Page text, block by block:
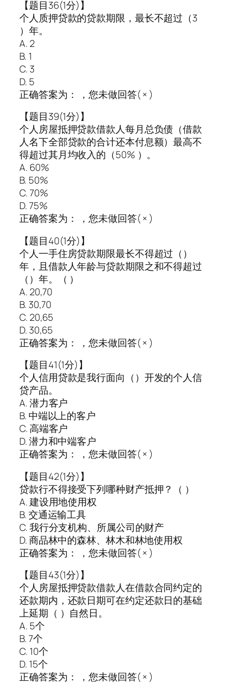
【题目36(1分)】
个人质押贷款的贷款期限，最长不超过（3
）年。
A. 2
B. 1
C. 3
D. 5
正确答案为： ，您未做回答( × )
【题目39(1分)】
个人房屋抵押贷款借款人每月总负债（借款
人名下全部贷款的合计还本付息额）最高不
得超过其月均收入的（50% ）。
A. 60%
B. 50%
C. 70%
D. 75%
正确答案为： ，您未做回答( × )
【题目40(1分)】
个人一手住房贷款期限最长不得超过（）
年，且借款人年龄与贷款期限之和不得超过
（）年。（ ）
A. 20,70
B. 30,70
C. 20,65
D. 30,65
正确答案为： ，您未做回答( × )
【题目41(1分)】
个人信用贷款是我行面向（）开发的个人信
贷产品。
A. 潜力客户
B. 中端以上的客户
C. 高端客户
D. 潜力和中端客户
正确答案为： ，您未做回答( × )
【题目42(1分)】
贷款行不得接受下列哪种财产抵押？（ ）
A. 建设用地使用权
B. 交通运输工具
C. 我行分支机构、所属公司的财产
D. 商品林中的森林、林木和林地使用权
正确答案为： ，您未做回答( × )
【题目43(1分)】
个人房屋抵押贷款借款人在借款合同约定的
还款期内，还款日期可在约定还款日的基础
上延期（ ）自然日。
A. 5个
B. 7个
C. 10个
D. 15个
正确答案为： ，您未做回答( × )